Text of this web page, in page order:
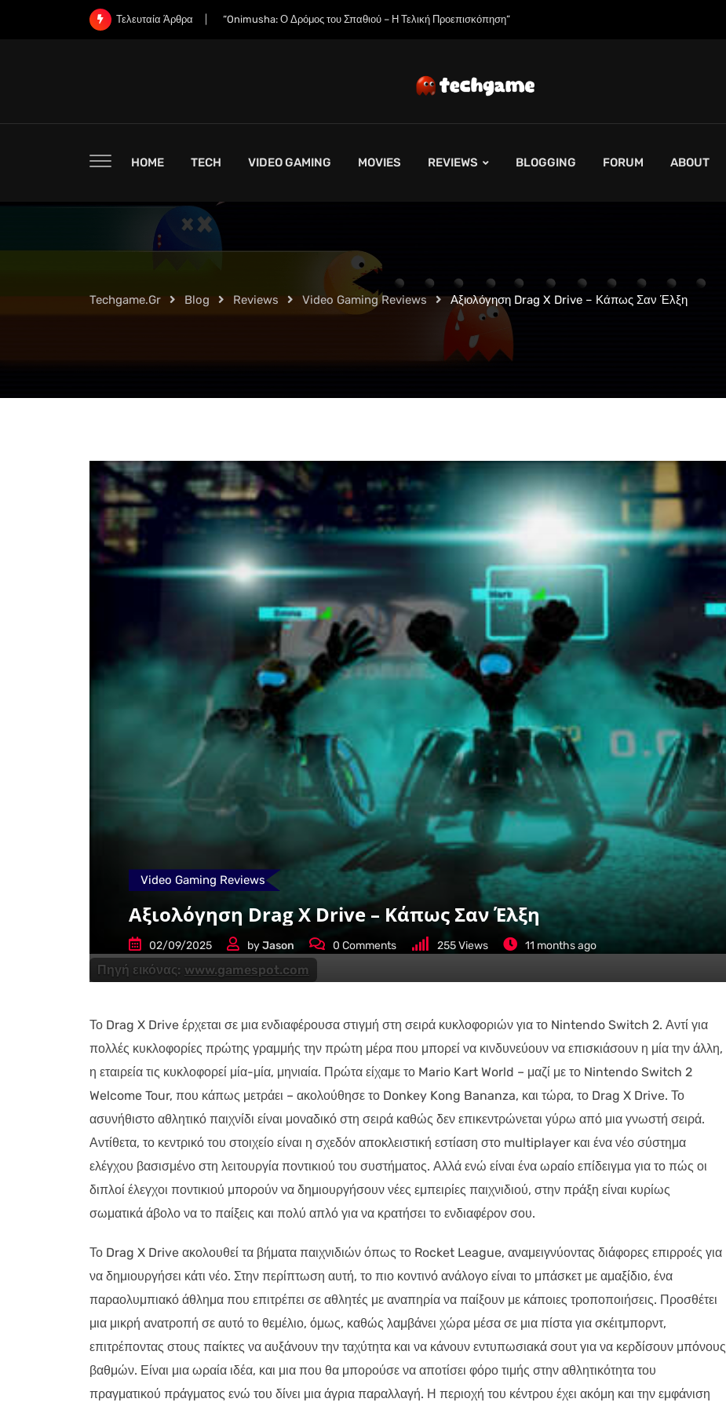
Τελευταία Άρθρα “Οι Εταιρείες RAM Έχουν Ήδη Εξαντλήσει τη Συνολική Παραγωγική Ικανότητα τους για το 2027”
HOME TECH VIDEO GAMING MOVIES REVIEWS BLOGGING FORUM ABOUT
Techgame.gr Blog Reviews Video Gaming Reviews Αξιολόγηση Drag X Drive – Κάπως Σαν Έλξη
Πηγή εικόνας: www.gamespot.com
Video Gaming Reviews
Αξιολόγηση Drag X Drive – Κάπως Σαν Έλξη
02/09/2025 byJason 0 Comments 255Views 11 months ago
Το Drag X Drive έρχεται σε μια ενδιαφέρουσα στιγμή στη σειρά κυκλοφοριών για το Nintendo Switch 2. Αντί για
πολλές κυκλοφορίες πρώτης γραμμής την πρώτη μέρα που μπορεί να κινδυνεύουν να επισκιάσουν η μία την άλλη,
η εταιρεία τις κυκλοφορεί μία-μία, μηνιαία. Πρώτα είχαμε το Mario Kart World – μαζί με το Nintendo Switch 2
Welcome Tour, που κάπως μετράει – ακολούθησε το Donkey Kong Bananza, και τώρα, το Drag X Drive. Το
ασυνήθιστο αθλητικό παιχνίδι είναι μοναδικό στη σειρά καθώς δεν επικεντρώνεται γύρω από μια γνωστή σειρά.
Αντίθετα, το κεντρικό του στοιχείο είναι η σχεδόν αποκλειστική εστίαση στο multiplayer και ένα νέο σύστημα
ελέγχου βασισμένο στη λειτουργία ποντικιού του συστήματος. Αλλά ενώ είναι ένα ωραίο επίδειγμα για το πώς οι
διπλοί έλεγχοι ποντικιού μπορούν να δημιουργήσουν νέες εμπειρίες παιχνιδιού, στην πράξη είναι κυρίως
σωματικά άβολο να το παίξεις και πολύ απλό για να κρατήσει το ενδιαφέρον σου.
Το Drag X Drive ακολουθεί τα βήματα παιχνιδιών όπως το Rocket League, αναμειγνύοντας διάφορες επιρροές για
να δημιουργήσει κάτι νέο. Στην περίπτωση αυτή, το πιο κοντινό ανάλογο είναι το μπάσκετ με αμαξίδιο, ένα
παραολυμπιακό άθλημα που επιτρέπει σε αθλητές με αναπηρία να παίξουν με κάποιες τροποποιήσεις. Προσθέτει
μια μικρή ανατροπή σε αυτό το θεμέλιο, όμως, καθώς λαμβάνει χώρα μέσα σε μια πίστα για σκέιτμπορντ,
επιτρέποντας στους παίκτες να αυξάνουν την ταχύτητα και να κάνουν εντυπωσιακά σουτ για να κερδίσουν μπόνους
βαθμών. Είναι μια ωραία ιδέα, και μια που θα μπορούσε να αποτίσει φόρο τιμής στην αθλητικότητα του
πραγματικού πράγματος ενώ του δίνει μια άγρια παραλλαγή. Η περιοχή του κέντρου έχει ακόμη και την εμφάνιση